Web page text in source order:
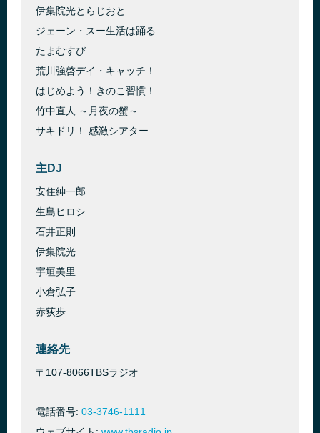
伊集院光とらじおと
ジェーン・スー生活は踊る
たまむすび
荒川強啓デイ・キャッチ！
はじめよう！きのこ習慣！
竹中直人 ～月夜の蟹～
サキドリ！ 感激シアター
主DJ
安住紳一郎
生島ヒロシ
石井正則
伊集院光
宇垣美里
小倉弘子
赤荻歩
連絡先
〒107-8066TBSラジオ
電話番号: 03-3746-1111